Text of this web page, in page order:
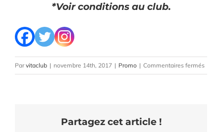
*Voir conditions au club.
Parvitaclub | novembre 14th, 2017 | Promo | Commentaires fermés
Promo
Partagez cet article !